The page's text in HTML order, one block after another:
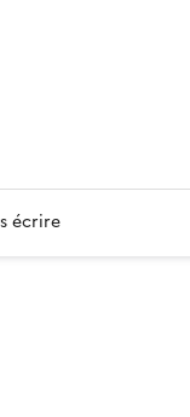
écrire